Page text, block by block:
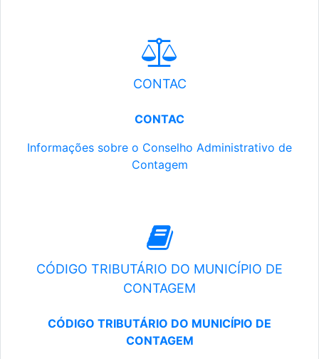
CONTAC
CONTAC
Informações sobre o Conselho Administrativo de
Contagem
CÓDIGO TRIBUTÁRIO DO MUNICÍPIO DE
CONTAGEM
CÓDIGO TRIBUTÁRIO DO MUNICÍPIO DE
CONTAGEM